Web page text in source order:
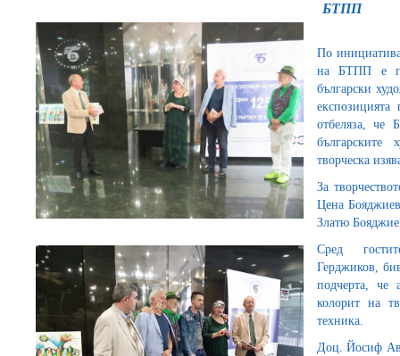
БТПП
По
на БТПП е
български
експозицията
отбеляза,
творческа
За
Цена
Златю
Сред
Герджиков,
подчерта, че
колорит на
техника.
Доц. Йосиф